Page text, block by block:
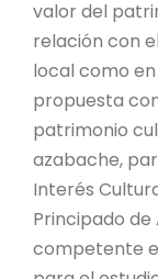
valor del
relación con
local como
propuesta
patrimonio
azabache,
Interés
Principado
competente